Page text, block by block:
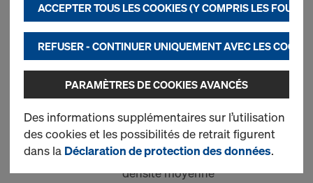
Dokaply MDO est un
contreplaqué spécial
conçu pour la résistance et la
durabilité. Cela donne au béton
traces de grain.
Dokaply MDO est enduit d'un
côté avec une superposition de
densité moyenne
ACCEPTER TOUS LES COOKIES (Y COMPRIS LES
REFUSER - CONTINUER UNIQUEMENT AVEC LES
PARAMÈTRES DE COOKIES AVANCÉS
Des informations supplémentaires sur l’utilisation
des cookies et les possibilités de retrait figurent
dans la Déclaration de protection des données.